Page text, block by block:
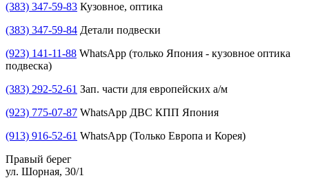
(383) 347-59-83 Кузовное, оптика
(383) 347-59-84 Детали подвески
(923) 141-11-88 WhatsApp (только Япония - кузовное оптика
подвеска)
(383) 292-52-61 Зап. части для европейских а/м
(923) 775-07-87 WhatsApp ДВС КПП Япония
(913) 916-52-61 WhatsApp (Только Европа и Корея)
Правый берег
ул. Шорная, 30/1